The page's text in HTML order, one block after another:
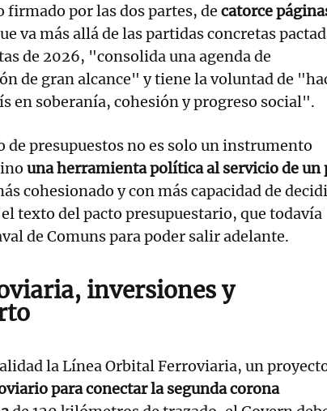
firmado por las dos partes, de catorce
va más allá de las partidas concretas
de 2026, "consolida una agenda de
de gran alcance" y tiene la voluntad de
en soberanía, cohesión y progreso social".
de presupuestos no es solo un instrumento
una herramienta política al servicio de un
cohesionado y con más capacidad de
texto del pacto presupuestario, que todavía
de Comuns para poder salir adelante.
inversiones y
la Línea Orbital Ferroviaria, un
para conectar la segunda corona